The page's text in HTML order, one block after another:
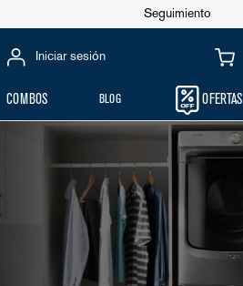
Seguimiento
Iniciar sesión
COMBOS BLOG OFERTAS